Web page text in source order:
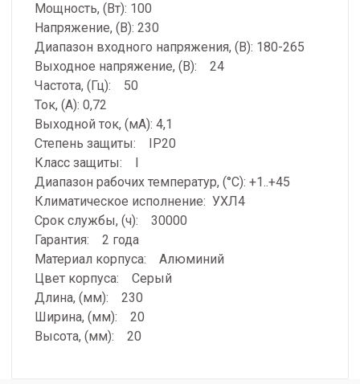
Мощность, (Вт): 100
Напряжение, (В): 230
Диапазон входного напряжения, (В): 180-265
Выходное напряжение, (В): 24
Частота, (Гц): 50
Ток, (А): 0,72
Выходной ток, (мА): 4,1
Степень защиты: IP20
Класс защиты: I
Диапазон рабочих температур, (°С): +1..+45
Климатическое исполнение: УХЛ4
Срок службы, (ч): 30000
Гарантия: 2 года
Материал корпуса: Алюминий
Цвет корпуса: Серый
Длина, (мм): 230
Ширина, (мм): 20
Высота, (мм): 20